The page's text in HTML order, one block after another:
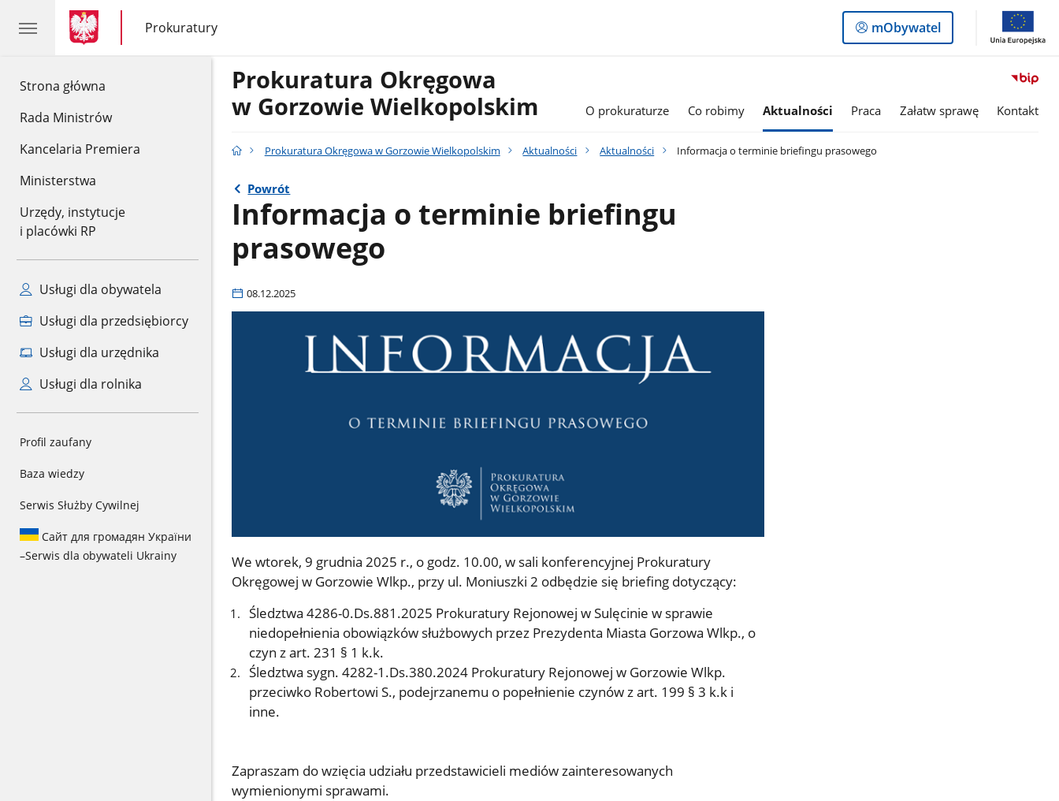
Strona główna
Rada Ministrów
Kancelaria Premiera
Ministerstwa
Urzędy, instytucje
i placówki RP
Usługi dla obywatela
Usługi dla przedsiębiorcy
Usługi dla urzędnika
Usługi dla rolnika
Profil zaufany
Baza wiedzy
Serwis Służby Cywilnej
Сайт для громадян України
–Serwis dla obywateli Ukrainy
gov.pl
gov.pl
Prokuratury
gov.pl
Prokuratury
Logowanie
do
mObywatel
Prokuratura Okręgowa
w Gorzowie Wielkopolskim
O prokuraturze Co robimy Aktualności Praca Załatw sprawę Kontakt
Prokuratura Okręgowa w Gorzowie Wielkopolskim Aktualności Aktualności Informacja o terminie briefingu prasowego
Powrót
Informacja o terminie briefingu
prasowego
08.12.2025
We wtorek, 9 grudnia 2025 r., o godz. 10.00, w sali konferencyjnej Prokuratury
Okręgowej w Gorzowie Wlkp., przy ul. Moniuszki 2 odbędzie się briefing dotyczący:
Śledztwa 4286-0.Ds.881.2025 Prokuratury Rejonowej w Sulęcinie w sprawie
niedopełnienia obowiązków służbowych przez Prezydenta Miasta Gorzowa Wlkp., o
czyn z art. 231 § 1 k.k.
Śledztwa sygn. 4282-1.Ds.380.2024 Prokuratury Rejonowej w Gorzowie Wlkp.
przeciwko Robertowi S., podejrzanemu o popełnienie czynów z art. 199 § 3 k.k i
inne.
Zapraszam do wzięcia udziału przedstawicieli mediów zainteresowanych
wymienionymi sprawami.